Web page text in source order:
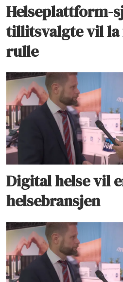
Helseplattform-
tillitsvalgte vil la
rulle
Digital helse vil
helsebransjen